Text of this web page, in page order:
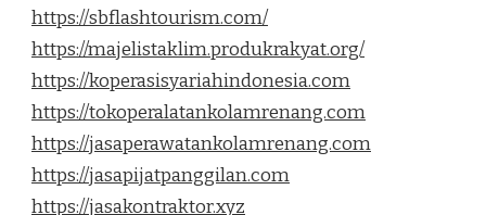
https://sbflashtourism.com/
https://majelistaklim.produkrakyat.org/
https://koperasisyariahindonesia.com
https://tokoperalatankolamrenang.com
https://jasaperawatankolamrenang.com
https://jasapijatpanggilan.com
https://jasakontraktor.xyz